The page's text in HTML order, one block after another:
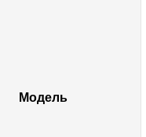
Модель